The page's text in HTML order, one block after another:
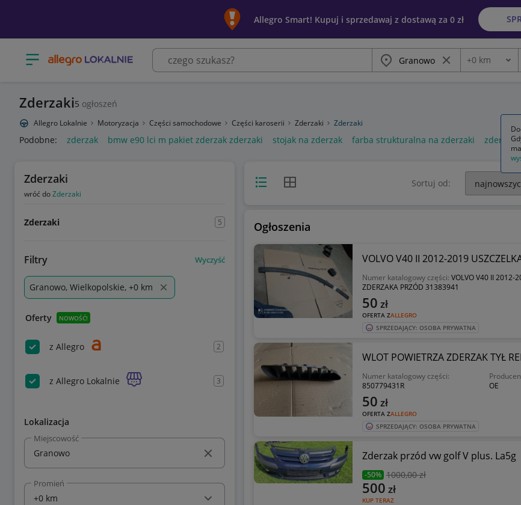
Allegro Smart! Kupuj i sprzedawaj z dostawą za 0 zł
Otwórz menu z kategoriami Miasto Wyczyść frazę
Odległość
+0 km
Zderzaki5 ogłoszeń
Allegro Lokalnie Motoryzacja Części samochodowe Części karoserii Zderzaki Zderzaki
Podobne: zderzak bmw e90 lci m pakiet zderzak zderzaki stojak na zderzak farba strukturalna na zderzaki zderzaki
Zderzaki
wróć doZderzaki
Zderzaki 5
Filtry Wyczyść
Granowo, Wielkopolskie, +0 km
Oferty NOWOŚĆ!
z Allegro 2
z Allegro Lokalnie 3
Lokalizacja
Miejscowość
Promień
Widok listyWidok siatki Sortuj od:
Ogłoszenia
VOLVO V40 II 2012-2019
Numer katalogowy części: VOLVO V40 II 2012-
ZDERZAKA PRZÓD 31383941
OFERTA ZALLEGRO
50 zł
SPRZEDAJĄCY: OSOBA PRYWATNA
WLOT POWIETRZA ZDERZAK TYŁ
Numer katalogowy części:
850779431R
OE
OFERTA ZALLEGRO
50 zł
SPRZEDAJĄCY: OSOBA PRYWATNA
Zderzak przód vw golf V plus. La5g
-50% 1000,00 zł
KUP TERAZ
500 zł